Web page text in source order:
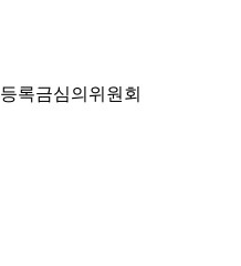
등록금심의위원회